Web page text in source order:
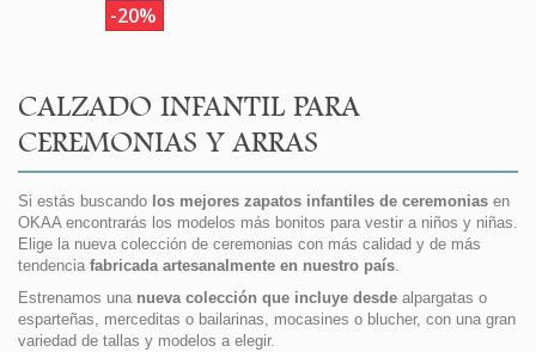
-20%
CALZADO INFANTIL PARA
CEREMONIAS Y ARRAS
Si estás buscando los mejores zapatos infantiles de ceremonias en
OKAA encontrarás los modelos más bonitos para vestir a niños y niñas.
Elige la nueva colección de ceremonias con más calidad y de más
tendencia fabricada artesanalmente en nuestro país.
Estrenamos una nueva colección que incluye desde alpargatas o
esparteñas, merceditas o bailarinas, mocasines o blucher, con una gran
variedad de tallas y modelos a elegir.